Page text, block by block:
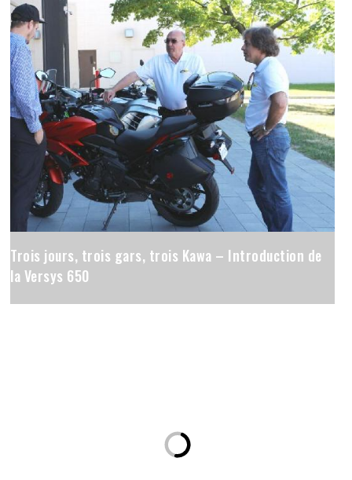
Trois jours, trois gars, trois Kawa – Introduction de
la Versys 650